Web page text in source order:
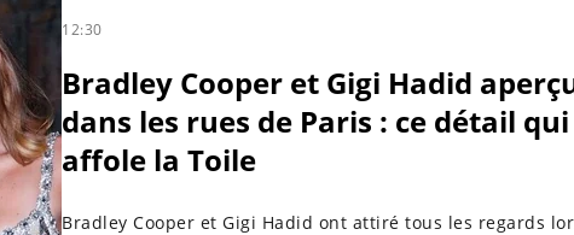
12:30
Bradley Cooper et Gigi Hadid
dans les rues de Paris : ce détail qui
affole la Toile
Bradley Cooper et Gigi Hadid ont attiré tous les regards